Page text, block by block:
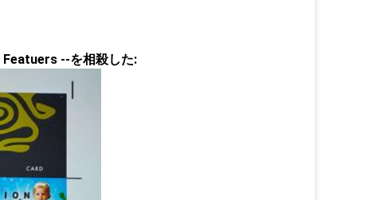
Featuers --を相殺した: